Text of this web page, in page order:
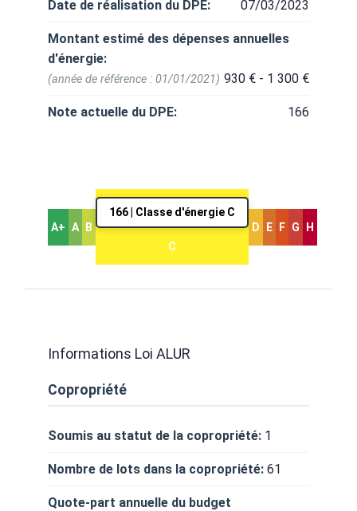
Date de réalisation du DPE:
07/03/2023
Montant estimé des dépenses annuelles
d'énergie:
930 € - 1 300 €
(année de référence : 01/01/2021)
Note actuelle du DPE: 166
A+ A B
166 | Classe d'énergie C
C
D E F G H
Informations Loi ALUR
Copropriété
Soumis au statut de la copropriété: 1
Nombre de lots dans la copropriété: 61
Quote-part annuelle du budget